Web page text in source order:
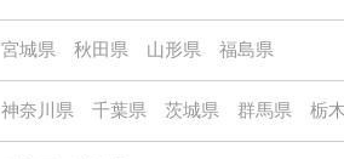
宮城県 秋田県 山形県 福島県
神奈川県 千葉県 茨城県 群馬県 栃